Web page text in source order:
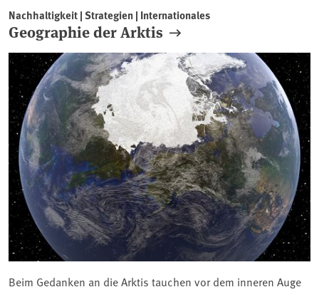
Nachhaltigkeit | Strategien | Internationales
Geographie der Arktis
Beim Gedanken an die Arktis tauchen vor dem inneren Auge